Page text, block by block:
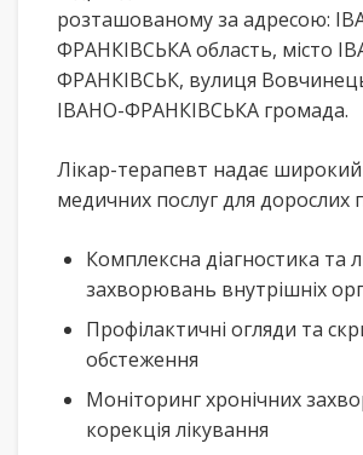
розташованому за адресою:
ФРАНКІВСЬКА область, місто
ФРАНКІВСЬК, вулиця
ІВАНО-ФРАНКІВСЬКА громада.
Лікар-терапевт надає
медичних послуг для дорослих
Комплексна діагностика та
захворювань внутрішніх
Профілактичні огляди та
обстеження
Моніторинг хронічних
корекція лікування